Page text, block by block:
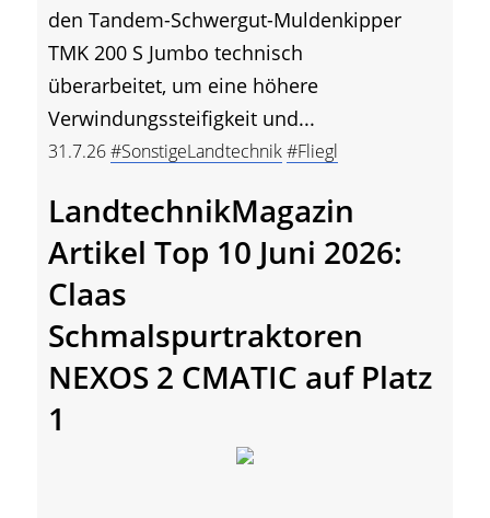
den Tandem-Schwergut-Muldenkipper
TMK 200 S Jumbo technisch
überarbeitet, um eine höhere
Verwindungssteifigkeit und...
31.7.26#SonstigeLandtechnik#Fliegl
LandtechnikMagazin
Artikel Top 10 Juni 2026:
Claas
Schmalspurtraktoren
NEXOS 2 CMATIC auf Platz
1